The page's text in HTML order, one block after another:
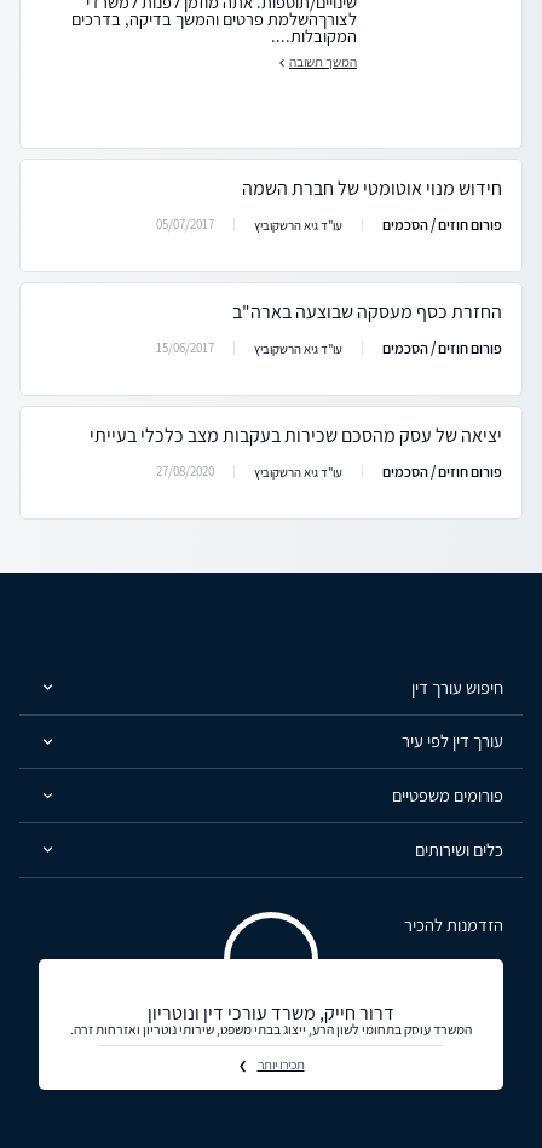
לצורךהשלמת פרטים והמשך בדיקה, בדרכים
המקובלות....
המשך תשובה
חידוש מנוי אוטומטי של חברת השמה
פורום חוזים / הסכמים עו"ד גיא הרשקוביץ 05/07/2017
החזרת כסף מעסקה שבוצעה בארה"ב
פורום חוזים / הסכמים עו"ד גיא הרשקוביץ 15/06/2017
יציאה של עסק מהסכם שכירות בעקבות מצב כלכלי בעייתי
פורום חוזים / הסכמים עו"ד גיא הרשקוביץ 27/08/2020
חיפוש עורך דין
עורך דין לפי עיר
פורומים משפטיים
כלים ושירותים
הזדמנות להכיר
דרור חייק, משרד עורכי דין ונוטריון
המשרד עוסק בתחומי לשון הרע, ייצוג בבתי משפט, שירותי נוטריון ואזרחות זרה.
תכירו יותר